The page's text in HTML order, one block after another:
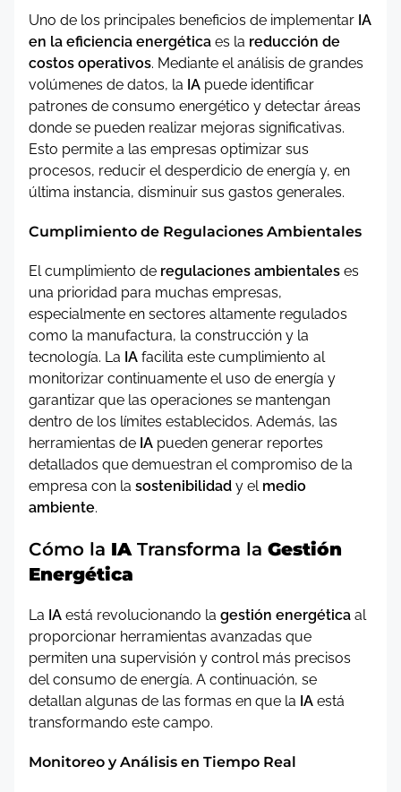
Uno de los principales beneficios de implementar IA
en la eficiencia energética es la reducción de
costos operativos. Mediante el análisis de grandes
volúmenes de datos, la IA puede identificar
patrones de consumo energético y detectar áreas
donde se pueden realizar mejoras significativas.
Esto permite a las empresas optimizar sus
procesos, reducir el desperdicio de energía y, en
última instancia, disminuir sus gastos generales.
Cumplimiento de Regulaciones Ambientales
El cumplimiento de regulaciones ambientales es
una prioridad para muchas empresas,
especialmente en sectores altamente regulados
como la manufactura, la construcción y la
tecnología. La IA facilita este cumplimiento al
monitorizar continuamente el uso de energía y
garantizar que las operaciones se mantengan
dentro de los límites establecidos. Además, las
herramientas de IA pueden generar reportes
detallados que demuestran el compromiso de la
empresa con la sostenibilidad y el medio
ambiente.
Cómo la IATransforma la Gestión
Energética
La IA está revolucionando la gestión energética al
proporcionar herramientas avanzadas que
permiten una supervisión y control más precisos
del consumo de energía. A continuación, se
detallan algunas de las formas en que la IA está
transformando este campo.
Monitoreo y Análisis en Tiempo Real